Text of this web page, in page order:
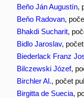
Beňo Ján Augustín,
Beňo Radovan,
Bhakdi Sucharit,
Bidlo Jaroslav,
Biederlack Franz
Bilczewski Józef,
Birchler Al., počet
Birgitta de Suecia,